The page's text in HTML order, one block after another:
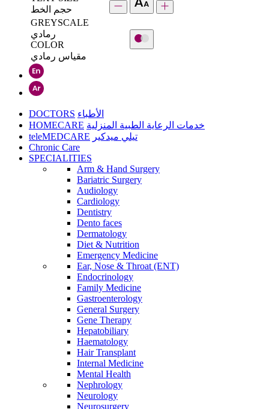
حجم الخط
GREYSCALE
رمادي
COLOR
مقياس رمادي
DOCTORS الأطباء
HOMECARE خدمات الرعاية الطبية المنزلية
teleMEDCARE تيلي ميدكير
Chronic Care
SPECIALITIES
Arm & Hand Surgery
Bariatric Surgery
Audiology
Cardiology
Dentistry
Dento faces
Dermatology
Diet & Nutrition
Emergency Medicine
Ear, Nose & Throat (ENT)
Endocrinology
Family Medicine
Gastroenterology
General Surgery
Gene Therapy
Hepatobiliary
Haematology
Hair Transplant
Internal Medicine
Mental Health
Nephrology
Neurology
Neurosurgery